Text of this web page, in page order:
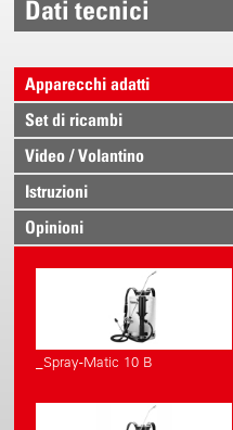
Dati tecnici
Apparecchi adatti
Set di ricambi
Video / Volantino
Istruzioni
Opinioni
_Spray-Matic 10 B